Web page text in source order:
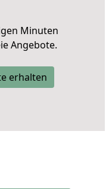
Minuten
Angebote.
erhalten